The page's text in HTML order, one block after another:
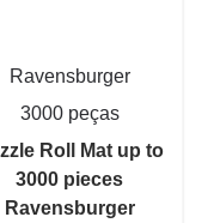
Ravensburger
3000 peças
Roll Mat up to
3000 pieces
Ravensburger